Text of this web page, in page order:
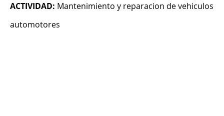
ACTIVIDAD: Mantenimiento y reparacion de vehiculos
automotores